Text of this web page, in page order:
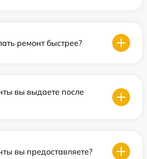
ремонт быстрее?
вы выдаете после
вы предоставляете?